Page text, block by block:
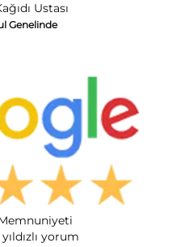
Ustası
Genelinde
yorum